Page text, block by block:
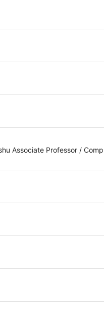
Associate Professor /